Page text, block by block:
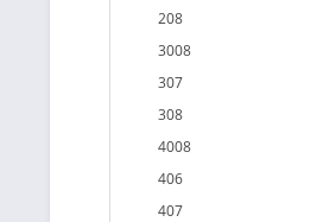
208
3008
307
308
4008
406
407